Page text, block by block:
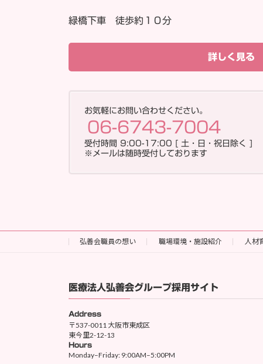
緑橋下車 徒歩約１０分
詳しく見る
お気軽にお問い合わせください。
06-6743-7004
受付時間 9:00-17:00 [ 土・日・祝日除く ]
※メールは随時受付しております
弘善会職員の想い 職場環境・施設紹介 人材
医療法人弘善会グループ採用サイト
Address
〒537-0011 大阪市東成区
東今里2-12-13
Hours
Monday–Friday: 9:00AM–5:00PM